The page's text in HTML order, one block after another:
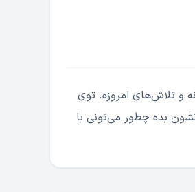
و تلاش‌های امروزه. توی
بده چطور می‌تونی با